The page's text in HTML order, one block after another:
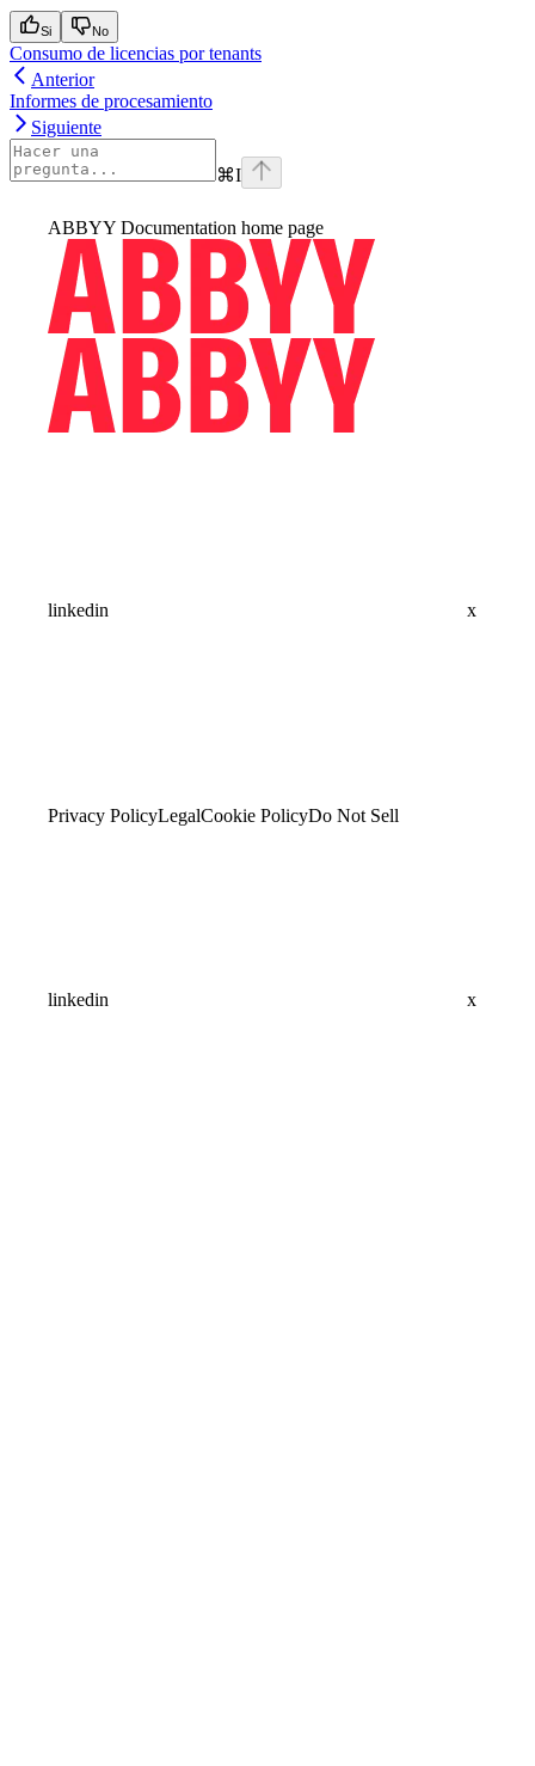
Si No
Consumo de licencias por tenants
Anterior
Informes de procesamiento
Siguiente
⌘I
ABBYY Documentation home page
linkedin x
Privacy PolicyLegalCookie PolicyDo Not Sell
linkedin x